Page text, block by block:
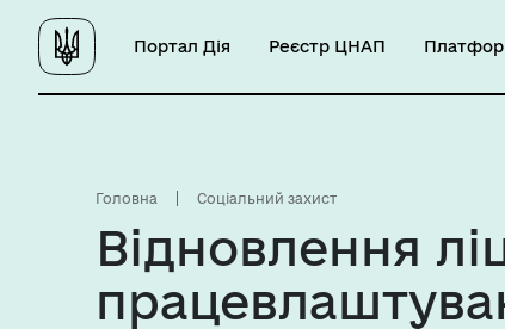
Портал Дія Реєстр ЦНАП
Головна Соціальний захист
Відновлення